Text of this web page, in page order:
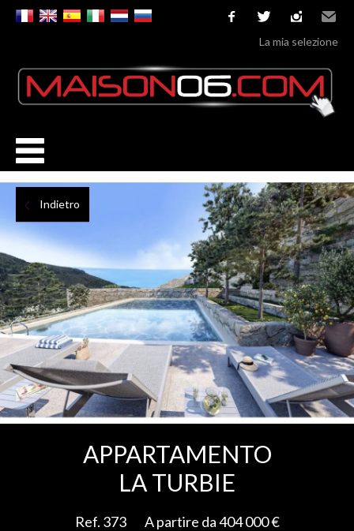
facebooktwitterinstagram
Email
La mia selezione
Indietro
APPARTAMENTO
LA TURBIE
Ref. 373 A partire da 404 000 €